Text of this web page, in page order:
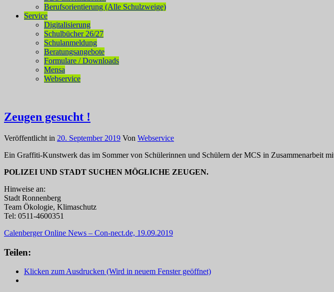
Berufsorientierung (Alle Schulzweige)
Service
Digitalisierung
Schulbücher 26/27
Schulanmeldung
Beratungsangebote
Formulare / Downloads
Mensa
Webservice
Zeugen gesucht !
Veröffentlicht in 20. September 2019 Von Webservice
Ein Graffiti-Kunstwerk das im Sommer von Schülerinnen und Schülern der MCS in Zusammenarbeit
POLIZEI UND STADT SUCHEN MÖGLICHE ZEUGEN.
Hinweise an:
Stadt Ronnenberg
Team Ökologie, Klimaschutz
Tel: 0511-4600351
Calenberger Online News – Con-nect.de, 19.09.2019
Teilen:
Klicken zum Ausdrucken (Wird in neuem Fenster geöffnet)